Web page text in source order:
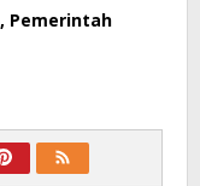
Pemerintah